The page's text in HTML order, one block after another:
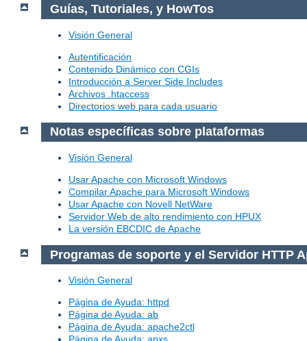
Guías, Tutoriales, y HowTos
Visión General
Autentificación
Contenido Dinámico con CGIs
Introducción a Server Side Includes
Archivos .htaccess
Directorios web para cada usuario
Notas específicas sobre plataformas
Visión General
Usar Apache con Microsoft Windows
Compilar Apache para Microsoft Windows
Usar Apache con Novell NetWare
Servidor Web de alto rendimiento con HPUX
La versión EBCDIC de Apache
Programas de soporte y el Servidor HTTP
Visión General
Página de Ayuda: httpd
Página de Ayuda: ab
Página de Ayuda: apache2ctl